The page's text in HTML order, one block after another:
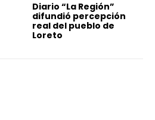
Diario “La Región”
difundió percepción
real del pueblo de
Loreto